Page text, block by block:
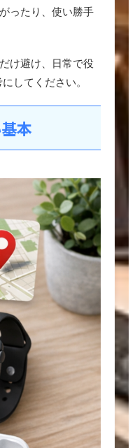
ったり、使い勝手
け避け、日常で役
してください。
本